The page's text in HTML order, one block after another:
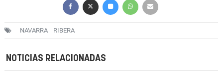
NAVARRA RIBERA
NOTICIAS RELACIONADAS